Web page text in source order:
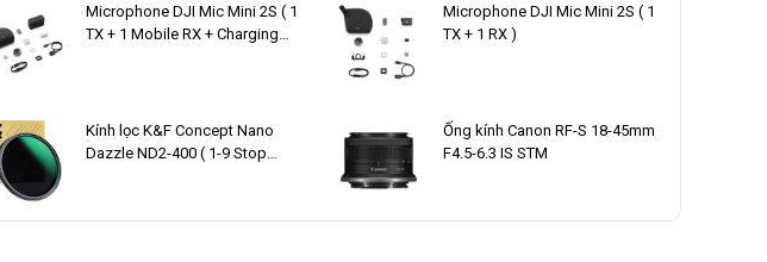
Microphone DJI Mic Mini 2S ( 1
TX + 1 Mobile RX + Charging
Microphone DJI Mic Mini 2S ( 1
TX + 1 RX )
Kính lọc K&F Concept Nano
Dazzle ND2-400 ( 1-9 Stop
Ống kính Canon RF-S 18-45mm
F4.5-6.3 IS STM